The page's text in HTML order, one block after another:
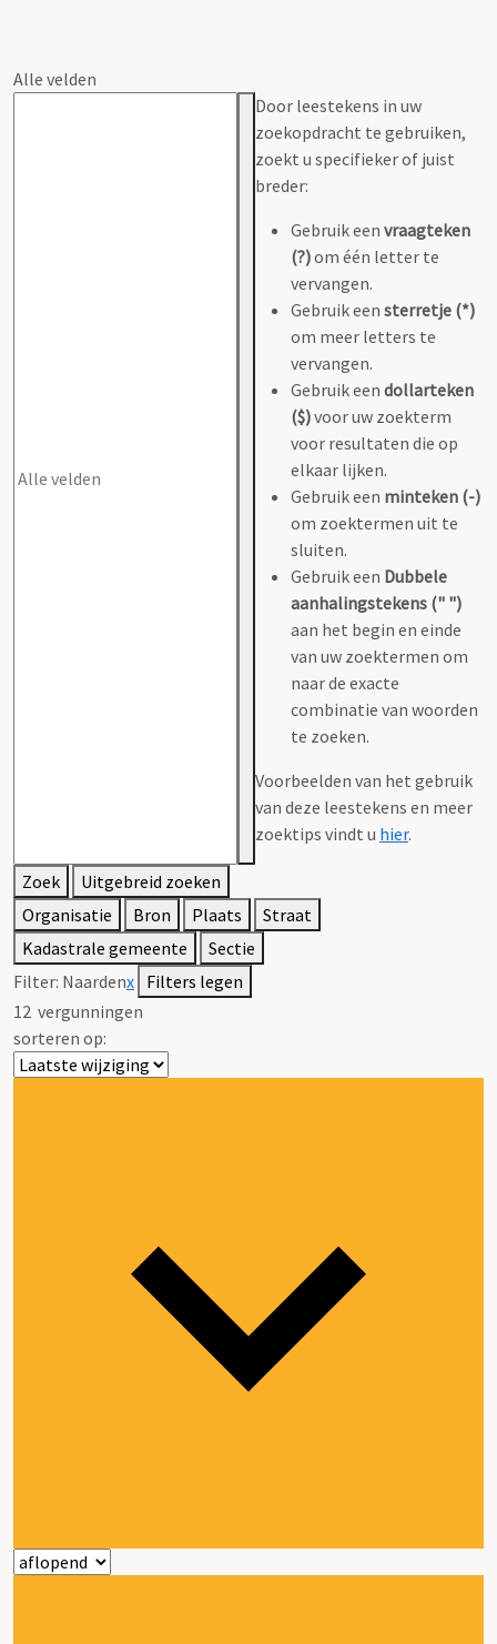
Alle velden
Door leestekens in uw
zoekopdracht te gebruiken,
zoekt u specifieker of juist
breder:
Gebruik een vraagteken
(?)om één letter te
vervangen.
Gebruik een sterretje (*)
om meer letters te
vervangen.
Gebruik een dollarteken
($)voor uw zoekterm
voor resultaten die op
elkaar lijken.
Gebruik een minteken (-)
om zoektermen uit te
sluiten.
Gebruik een Dubbele
aanhalingstekens (" ")
aan het begin en einde
van uw zoektermen om
naar de exacte
combinatie van woorden
te zoeken.
Voorbeelden van het gebruik
van deze leestekens en meer
zoektips vindt u hier.
Zoek
Uitgebreid zoeken
Organisatie
Bron Plaats
Straat
Kadastrale gemeente
Sectie
Filter: Naardenx Filters legen
12 vergunningen
sorteren op: